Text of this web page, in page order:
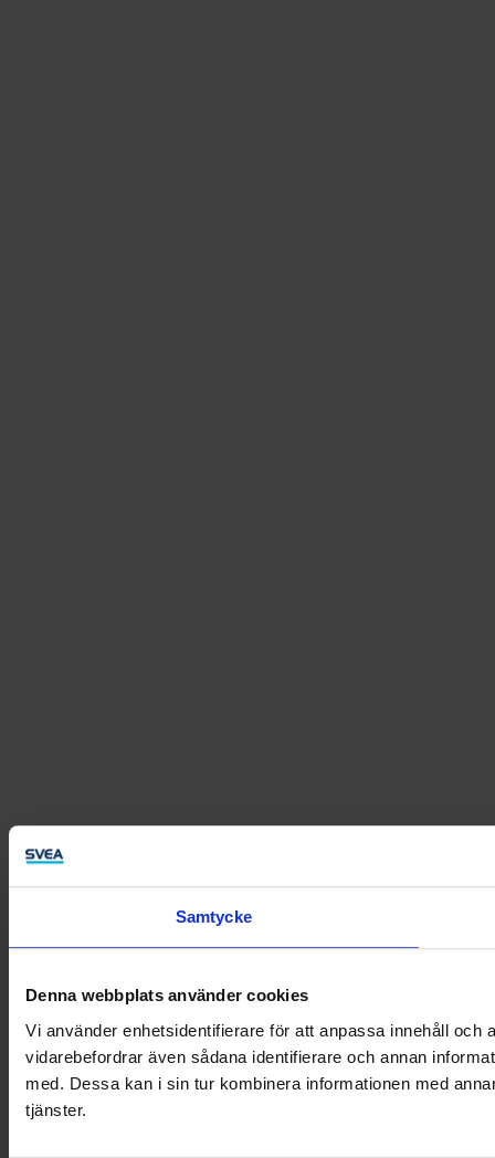
Samtycke
Denna webbplats använder cookies
Vi använder enhetsidentifierare för att anpassa innehåll
vidarebefordrar även sådana identifierare och annan
med. Dessa kan i sin tur kombinera informationen med
tjänster.